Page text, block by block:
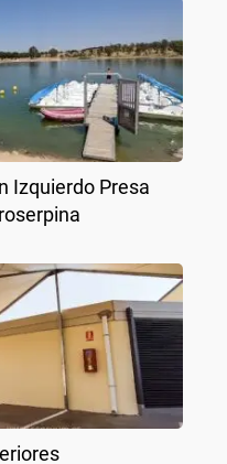
Izquierdo Presa